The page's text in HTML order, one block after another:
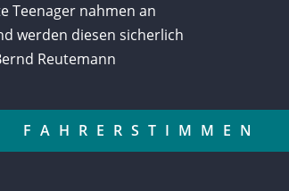
Teenager nahmen an
werden diesen sicherlich
Reutemann
FAHRERSTIMMEN